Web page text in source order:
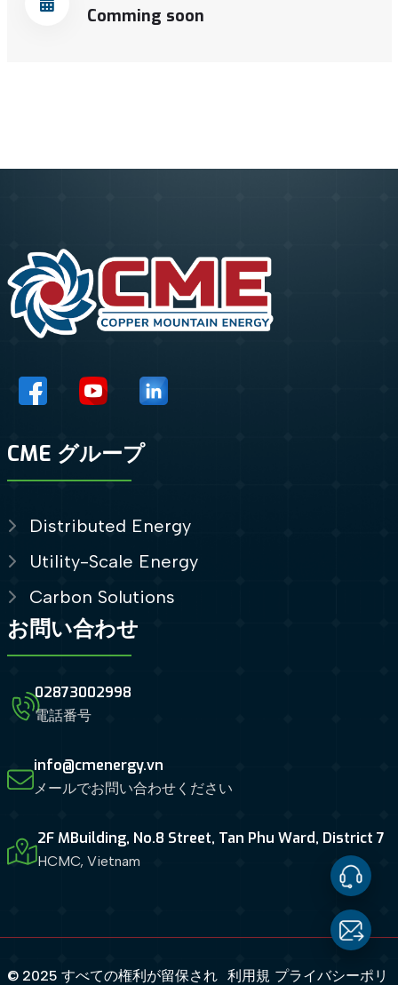
Comming soon
CME グループ
Distributed Energy
Utility-Scale Energy
Carbon Solutions
お問い合わせ
02873002998
電話番号
info@cmenergy.vn
メールでお問い合わせください
2F MBuilding, No.8 Street, Tan Phu Ward, District 7
HCMC, Vietnam
© 2025 すべての権利が留保され 利用規 プライバシーポリ
Contact
Email